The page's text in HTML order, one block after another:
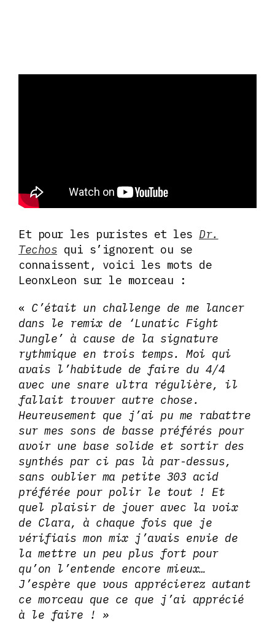
Et pour les puristes et les Dr.
Techos qui s’ignorent ou se
connaissent, voici les mots de
LeonxLeon sur le morceau :
« C’était un challenge de me lancer
dans le remix de ‘Lunatic Fight
Jungle’ à cause de la signature
rythmique en trois temps. Moi qui
avais l’habitude de faire du 4/4
avec une snare ultra régulière, il
fallait trouver autre chose.
Heureusement que j’ai pu me rabattre
sur mes sons de basse préférés pour
avoir une base solide et sortir des
synthés par ci pas là par-dessus,
sans oublier ma petite 303 acid
préférée pour polir le tout ! Et
quel plaisir de jouer avec la voix
de Clara, à chaque fois que je
vérifiais mon mix j’avais envie de
la mettre un peu plus fort pour
qu’on l’entende encore mieux…
J’espère que vous apprécierez autant
ce morceau que ce que j’ai apprécié
à le faire ! »